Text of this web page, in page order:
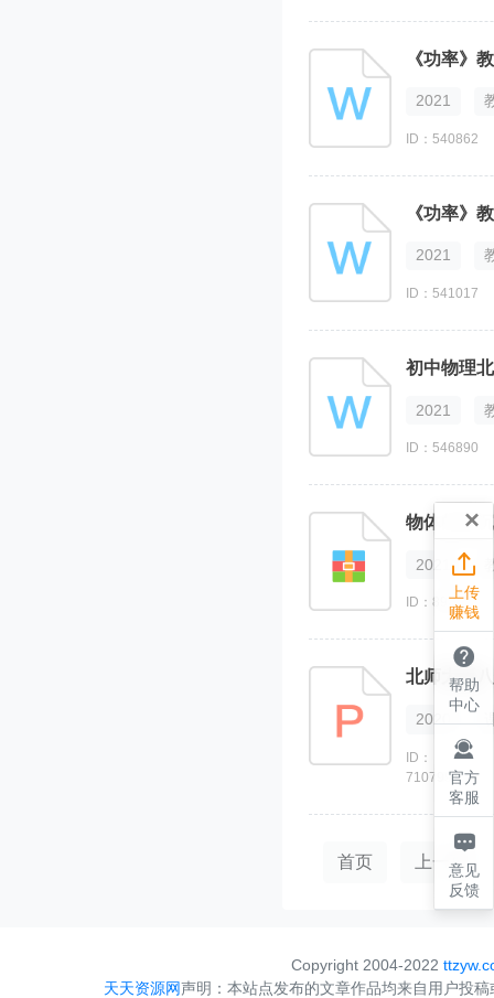
《功率》
2021
ID：540862
《功率》
2021
ID：541017
初中物理
2021
ID：546890
物体的浮
2021
ID：89060
北师大版
2020
ID：
710799
首页 上一页
Copyright 2004-2022
天天资源网声明：本站点发布的文章作品均来自用户投
×

上传
赚钱

帮助
中心

官方
客服

意见
反馈